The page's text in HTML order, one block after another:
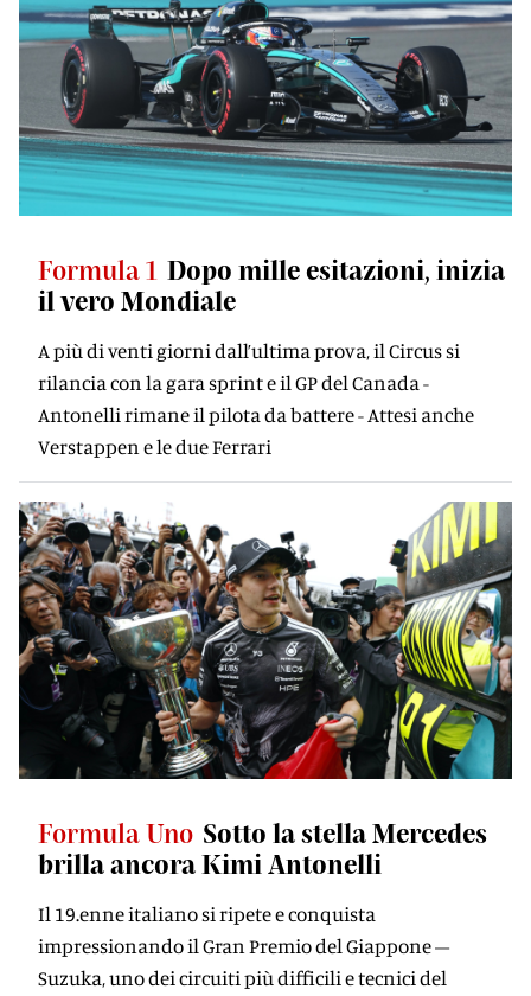
Formula 1 Dopo mille esitazioni, inizia
il vero Mondiale
A più di venti giorni dall’ultima prova, il Circus si
rilancia con la gara sprint e il GP del Canada -
Antonelli rimane il pilota da battere - Attesi anche
Verstappen e le due Ferrari
Formula Uno Sotto la stella Mercedes
brilla ancora Kimi Antonelli
Il 19.enne italiano si ripete e conquista
impressionando il Gran Premio del Giappone –
Suzuka, uno dei circuiti più difficili e tecnici del